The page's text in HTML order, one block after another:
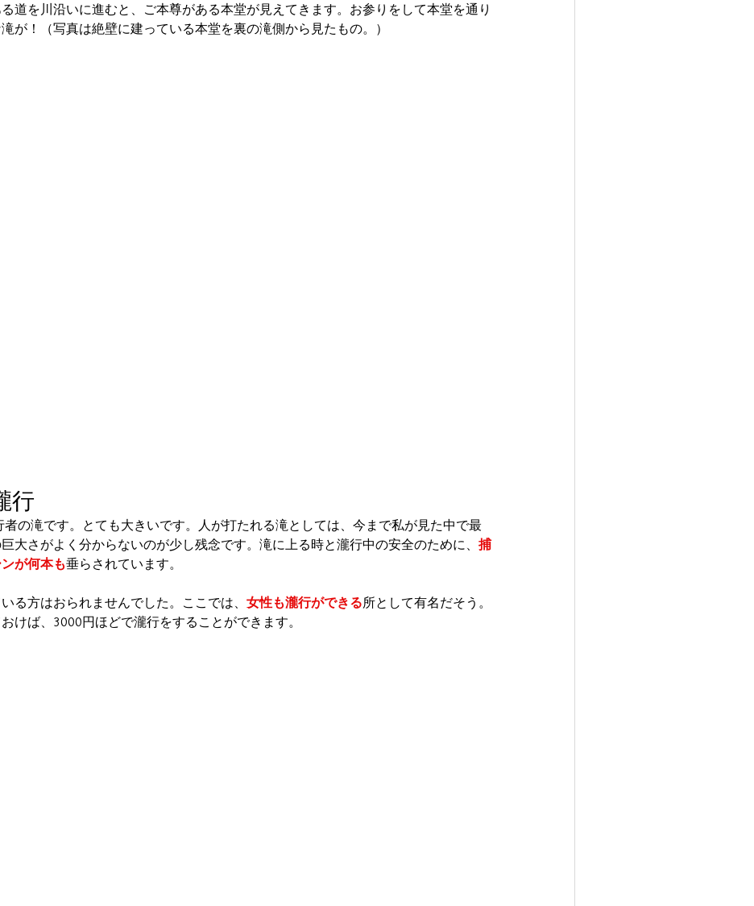
道を川沿いに進むと、ご本尊がある本堂が見えてきます。お参りをして本堂を通り
が！（写真は絶壁に建っている本堂を裏の滝側から見たもの。）
行
者の滝です。とても大きいです。人が打たれる滝としては、今まで私が見た中で最
大さがよく分からないのが少し残念です。滝に上る時と瀧行中の安全のために、 捕
が何本も垂らされています。
る方はおられませんでした。ここでは、 女性も瀧行ができる所として有名だそう。
けば、3000円ほどで瀧行をすることができます。